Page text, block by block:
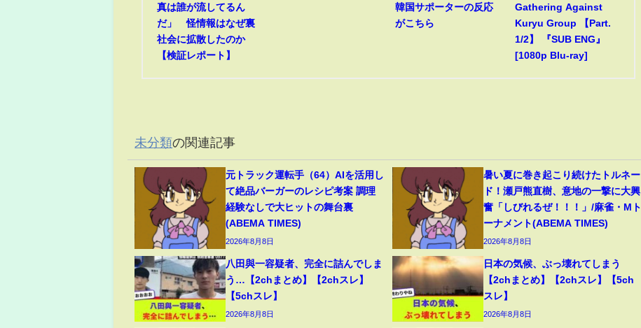
真は誰が流してるん
だ」 怪情報はなぜ裏
社会に拡散したのか
【検証レポート】
韓国サポーターの反応
がこちら
Gathering Against
Kuryu Group 【Part.
1/2】 『SUB ENG』
[1080p Blu-ray]
未分類の関連記事
元トラック運転手（64）AIを活用し
て絶品バーガーのレシピ考案 調理
経験なしで大ヒットの舞台裏
(ABEMA TIMES)
2026年8月8日
暑い夏に巻き起こり続けたトルネー
ド！瀬戸熊直樹、意地の一撃に大興
奮「しびれるぜ！！！」/麻雀・Mト
ーナメント(ABEMA TIMES)
2026年8月8日
八田與一容疑者、完全に詰んでしま
う…【2chまとめ】【2chスレ】
【5chスレ】
2026年8月8日
日本の気候、ぶっ壊れてしまう
【2chまとめ】【2chスレ】【5ch
スレ】
2026年8月8日